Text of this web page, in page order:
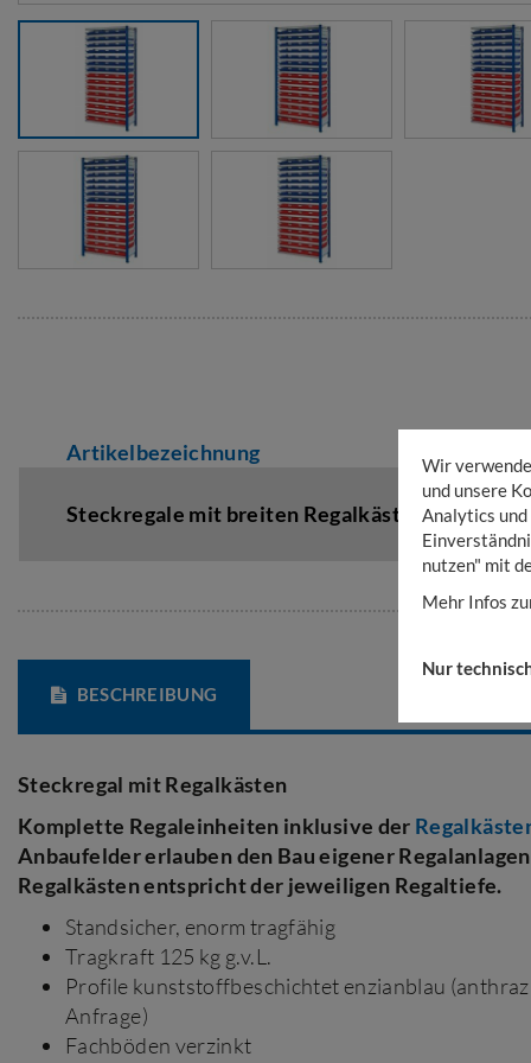
Artikelbezeichnung
Steckregale mit breiten Regalkästen,Art
BESCHREIBUNG
Steckregal mit Regalkästen
Komplette Regaleinheiten inklusive der
Anbaufelder erlauben den Bau eigener
Regalkästen entspricht der jeweiligen Regaltiefe.
Standsicher, enorm tragfähig
Tragkraft 125 kg g.v.L.
Profile kunststoffbeschichtet enzianblau
Anfrage)
Fachböden verzinkt
Wir
und unsere
Analytics und
nutzen" mit
Mehr Infos
Nur